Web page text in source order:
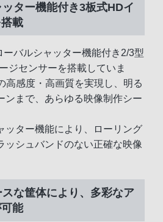
ター機能付き3板式HDイ
載
バルシャッター機能付き2/3型
ジセンサーを搭載していま
高感度・高画質を実現し、明る
ンまで、あらゆる映像制作シー
ッター機能により、ローリング
ッシュバンドのない正確な映像
な筐体により、多彩なア
能